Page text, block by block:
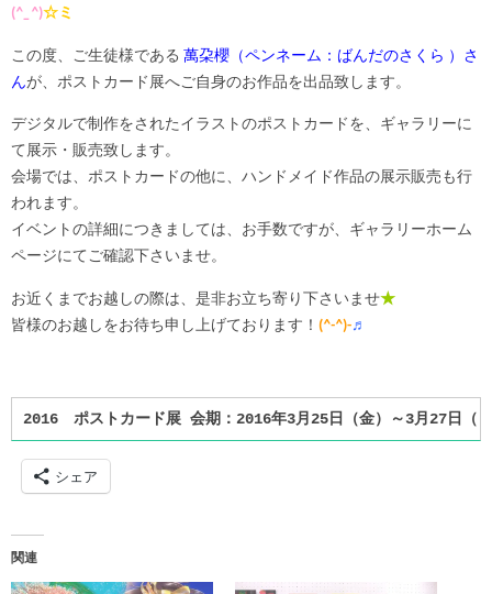
(^_^)☆ミ
この度、ご生徒様である 萬朶櫻（ペンネーム：ばんだのさくら ）さ
んが、ポストカード展へご自身のお作品を出品致します。
デジタルで制作をされたイラストのポストカードを、ギャラリーに
て展示・販売致します。
会場では、ポストカードの他に、ハンドメイド作品の展示販売も行
われます。
イベントの詳細につきましては、お手数ですが、ギャラリーホーム
ページにてご確認下さいませ。
お近くまでお越しの際は、是非お立ち寄り下さいませ★
皆様のお越しをお待ち申し上げております！ (^-^)-♬
2016 ポストカード展 会期：2016年3月25日（金）～3月27日（
シェア
関連